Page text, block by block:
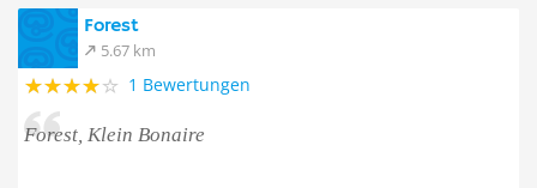
Forest
5.67 km
1 Bewertungen
Forest, Klein Bonaire